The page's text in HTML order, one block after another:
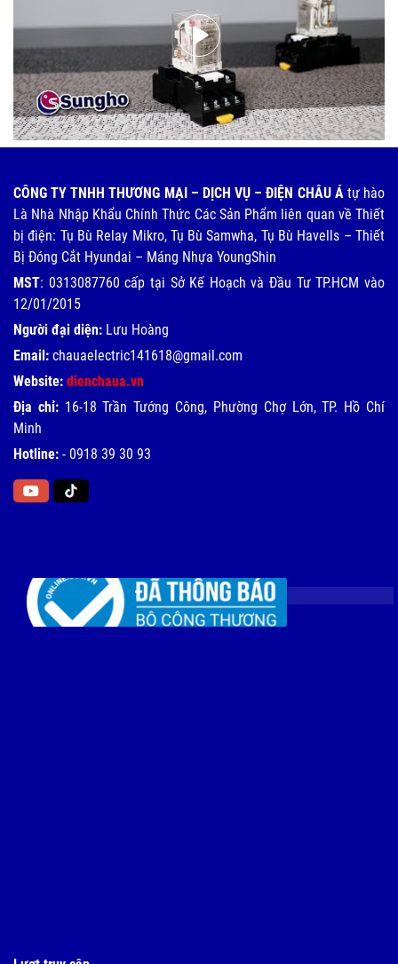
CÔNG TY TNHH THƯƠNG MẠI – DỊCH VỤ – ĐIỆN CHÂU Átự hào
Là Nhà Nhập Khẩu Chính Thức Các Sản Phẩm liên quan về Thiết
bị điện: Tụ Bù Relay Mikro, Tụ Bù Samwha, Tụ Bù Havells – Thiết
Bị Đóng Cắt Hyundai – Máng Nhựa YoungShin
MST: 0313087760 cấp tại Sở Kế Hoạch và Đầu Tư TP.HCM vào
12/01/2015
Người đại diện: Lưu Hoàng
Email: chauaelectric141618@gmail.com
Website: dienchaua.vn
Địa chỉ: 16-18 Trần Tướng Công, Phường Chợ Lớn, TP. Hồ Chí
Minh
Hotline: - 0918 39 30 93